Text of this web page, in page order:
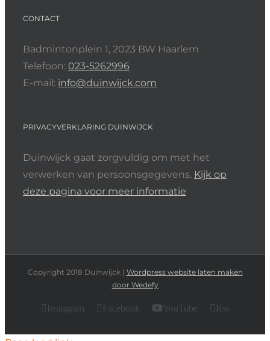
CONTACT
Badmintonplein 1, 2023 BW Haarlem
Telefoon: 023-5262996
E-mail: info@duinwijck.com
PRIVACYVERKLARING DUINWIJCK
Duinwijck gaat zorgvuldig om met het
verwerken van persoonsgegevens. Kijk op
deze pagina voor meer informatie
Copyright 2018 Duinwijck | Wordpress website laten maken
door Wedefy
Instagram Facebook YouTube Rss